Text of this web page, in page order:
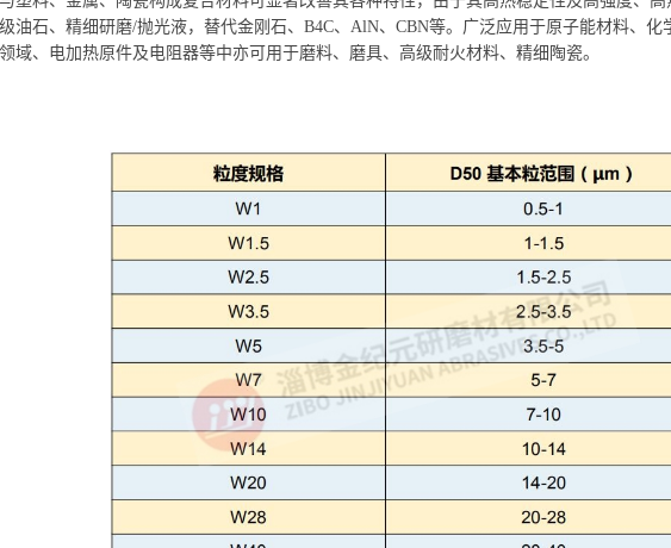
油石、精细研磨/抛光液，替代金刚石、B4C、AlN、CBN等。 广泛应用于原子能材料、化
域、电加热原件及电阻器等中亦可用于磨料、磨具、高级耐火材料、精细陶瓷。